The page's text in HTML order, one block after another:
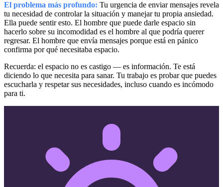
El problema más profundo: Tu urgencia de enviar mensajes revela
tu necesidad de controlar la situación y manejar tu propia ansiedad.
Ella puede sentir esto. El hombre que puede darle espacio sin
hacerlo sobre su incomodidad es el hombre al que podría querer
regresar. El hombre que envía mensajes porque está en pánico
confirma por qué necesitaba espacio.
Recuerda: el espacio no es castigo — es información. Te está
diciendo lo que necesita para sanar. Tu trabajo es probar que puedes
escucharla y respetar sus necesidades, incluso cuando es incómodo
para ti.